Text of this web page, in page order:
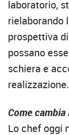
laboratorio,
rielaborando
prospettiva
possano
schiera e
realizzazione.
Come
Lo chef oggi